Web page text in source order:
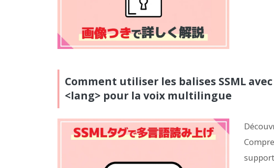
Comment utiliser les balises SSML
<lang> pour la voix multilingue